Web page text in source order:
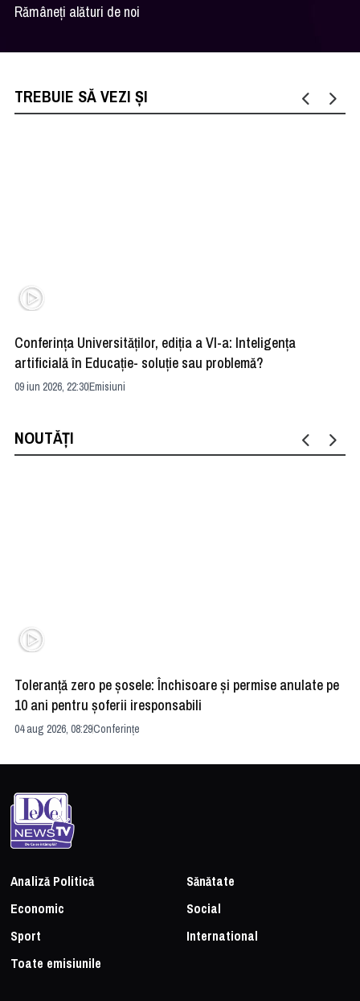
Rămâneți alături de noi
TREBUIE SĂ VEZI ȘI
Conferința Universităților, ediția a VI-a: Inteligența
artificială în Educație- soluție sau problemă?
09 iun 2026, 22:30Emisiuni
NOUTĂȚI
Toleranță zero pe șosele: Închisoare și permise anulate pe
10 ani pentru șoferii iresponsabili
04 aug 2026, 08:29Conferințe
Analiză Politică
Sănătate
Economic
Social
Sport
International
Toate emisiunile